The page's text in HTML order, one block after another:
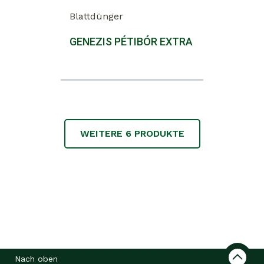
Blattdünger
GENEZIS PÉTIBÓR EXTRA
WEITERE 6PRODUKTE
Nach oben